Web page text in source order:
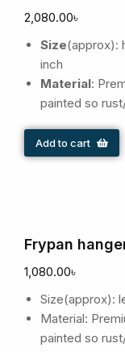
2,080.00৳
Size(approx):
inch
Material:
painted so rust/
Add to cart
Frypan
1,080.00৳
Size(approx):
Material:
painted so rust/